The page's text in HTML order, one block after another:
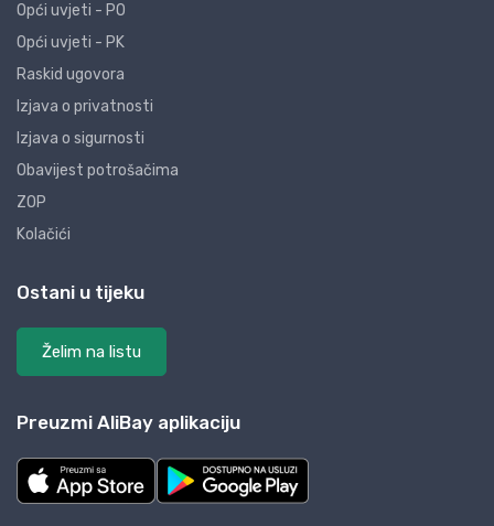
Opći uvjeti - PO
Opći uvjeti - PK
Raskid ugovora
Izjava o privatnosti
Izjava o sigurnosti
Obavijest potrošačima
ZOP
Kolačići
Ostani u tijeku
Želim na listu
Preuzmi AliBay aplikaciju